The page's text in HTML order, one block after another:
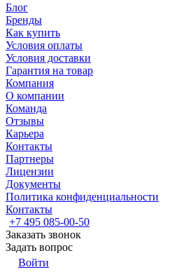
Блог
Бренды
Как купить
Условия оплаты
Условия доставки
Гарантия на товар
Компания
О компании
Команда
Отзывы
Карьера
Контакты
Партнеры
Лицензии
Документы
Политика конфиденциальности
Контакты
+7 495 085-00-50
Заказать звонок
Задать вопрос
Войти